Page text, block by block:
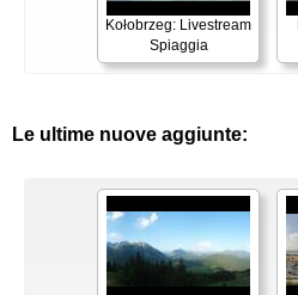
Kołobrzeg: Livestream
Spiaggia
Le ultime nuove aggiunte: